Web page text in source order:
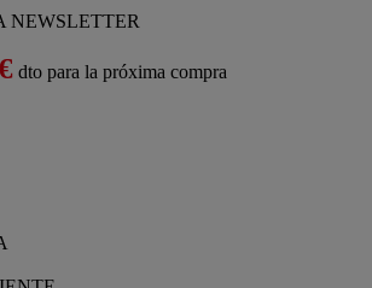
NEWSLETTER
dto para la próxima compra